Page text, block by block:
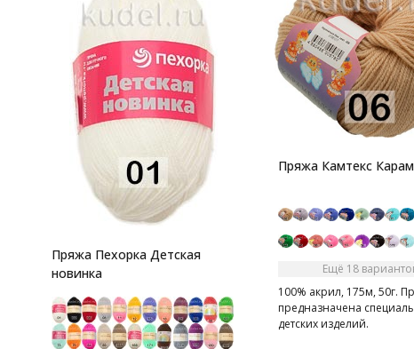
Пряжа Пехорка Детская
новинка
Пряжа Камтекс
Ещё 18
100% акрил, 175м, 50г.
предназначена
детских изделий.